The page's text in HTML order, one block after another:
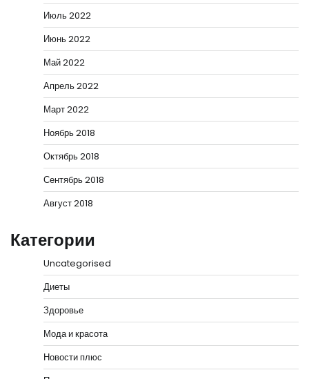
Июль 2022
Июнь 2022
Май 2022
Апрель 2022
Март 2022
Ноябрь 2018
Октябрь 2018
Сентябрь 2018
Август 2018
Категории
Uncategorised
Диеты
Здоровье
Мода и красота
Новости плюс